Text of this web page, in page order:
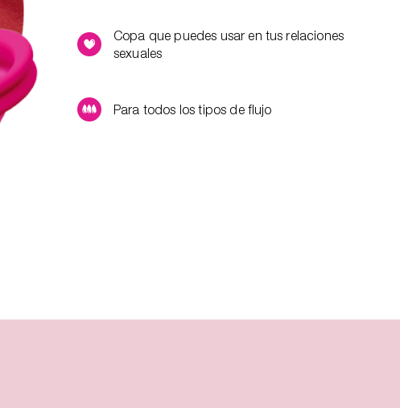
Copa que puedes usar en tus relaciones
sexuales
Para todos los tipos de flujo